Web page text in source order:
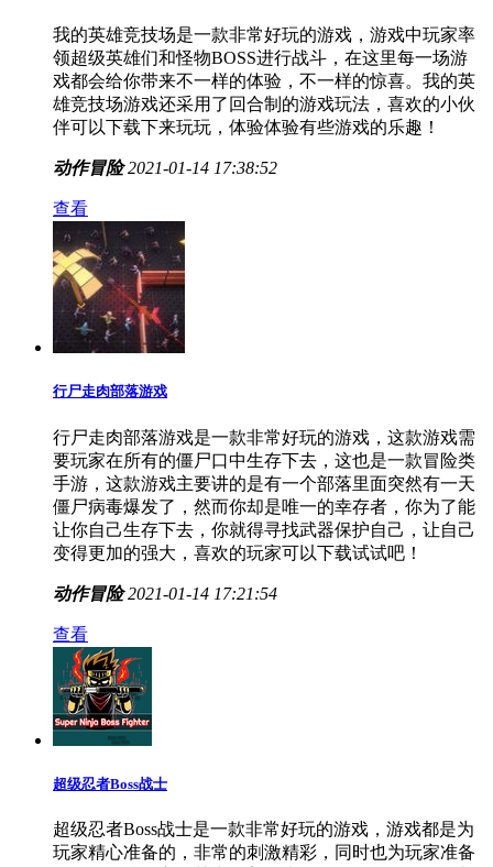
我的英雄竞技场是一款非常好玩的游戏，游戏中玩家率
领超级英雄们和怪物BOSS进行战斗，在这里每一场游
戏都会给你带来不一样的体验，不一样的惊喜。我的英
雄竞技场游戏还采用了回合制的游戏玩法，喜欢的小伙
伴可以下载下来玩玩，体验体验有些游戏的乐趣！
动作冒险 2021-01-14 17:38:52
行尸走肉部落游戏
行尸走肉部落游戏是一款非常好玩的游戏，这款游戏需
要玩家在所有的僵尸口中生存下去，这也是一款冒险类
手游，这款游戏主要讲的是有一个部落里面突然有一天
僵尸病毒爆发了，然而你却是唯一的幸存者，你为了能
让你自己生存下去，你就得寻找武器保护自己，让自己
变得更加的强大，喜欢的玩家可以下载试试吧！
查看